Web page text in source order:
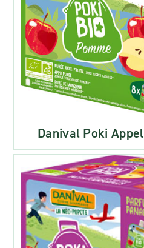
Danival Poki